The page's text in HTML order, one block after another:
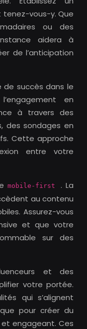
tenez-vous-y. Que
ou des
aidera à
de l’anticipation
de succès dans le
en
à travers des
des sondages en
Cette approche
entre votre
mobile-first . La
au contenu
Assurez-vous
et que votre
sur des
et des
votre portée.
qui s’alignent
pour créer du
engageant. Ces